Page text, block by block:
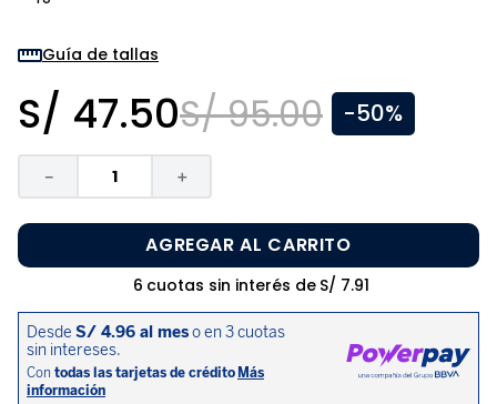
Guía de tallas
S/ 47.50S/ 95.00 -50%
＋
－
AGREGAR AL CARRITO
6 cuotas sin interés de S/ 7.91
9.
niño
sandalias niño